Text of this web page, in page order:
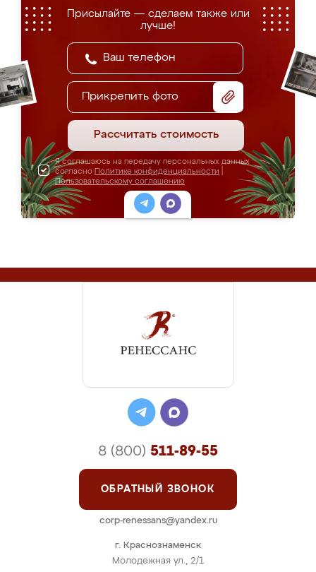
Присылайте — сделаем также или
лучше!
Прикрепить фото
Рассчитать стоимость
Я соглашаюсь на передачу персональных данных
согласно Политике конфиденциальности
Пользовательскому соглашению
г. Краснознаменск
Молодежная ул., 2/1
8 (800) 511-89-55
ОБРАТНЫЙ ЗВОНОК
corp-renessans@yandex.ru